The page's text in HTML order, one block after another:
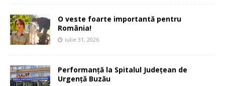
O veste foarte importantă pentru
România!
iulie 31, 2026
Performanță la Spitalul Județean de
Urgență Buzău